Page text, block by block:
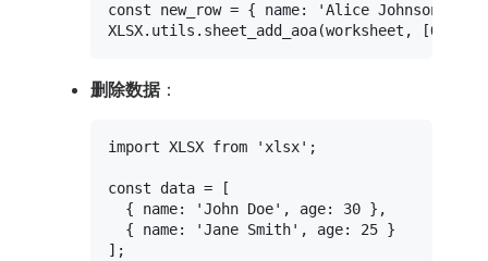
const new_row = { name: 'Alice Johnson'
XLSX. utils . sheet_add_aoa(worksheet, [Object
删除数据：
import XLSX from 'xlsx' ;
const data = [
  {
name: 'John Doe' , age: 30 },
  {
name: 'Jane Smith' , age: 25 }